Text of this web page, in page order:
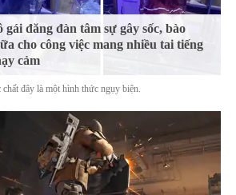
gái đăng đàn tâm sự gây sốc, bào
cho công việc mang nhiều tai tiếng
cảm
chất đây là một hình thức ngụy biện.